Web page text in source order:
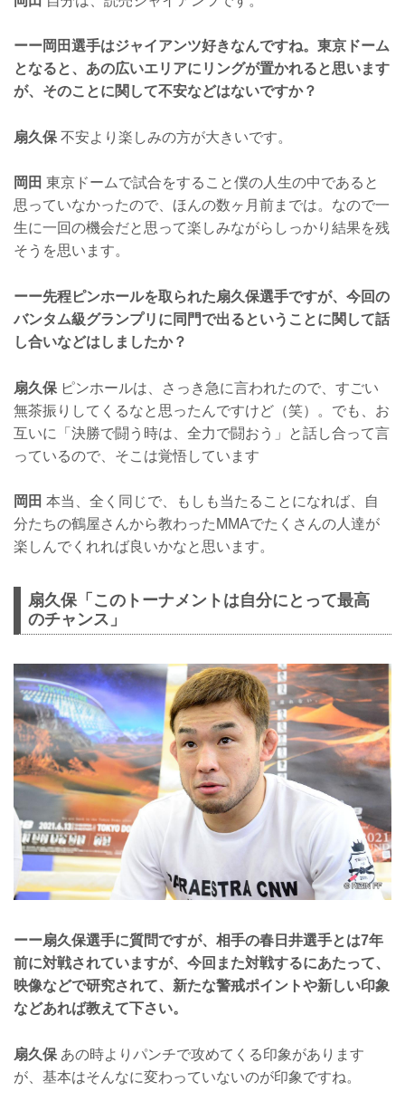
ーー岡田選手はジャイアンツ好きなんですね。東京ドーム
となると、あの広いエリアにリングが置かれると思います
が、そのことに関して不安などはないですか？
扇久保 不安より楽しみの方が大きいです。
岡田 東京ドームで試合をすること僕の人生の中であると
思っていなかったので、ほんの数ヶ月前までは。なので一
生に一回の機会だと思って楽しみながらしっかり結果を残
そうを思います。
ーー先程ピンホールを取られた扇久保選手ですが、今回の
バンタム級グランプリに同門で出るということに関して話
し合いなどはしましたか？
扇久保 ピンホールは、さっき急に言われたので、すごい
無茶振りしてくるなと思ったんですけど（笑）。でも、お
互いに「決勝で闘う時は、全力で闘おう」と話し合って言
っているので、そこは覚悟しています
岡田 本当、全く同じで、もしも当たることになれば、自
分たちの鶴屋さんから教わったMMAでたくさんの人達が
楽しんでくれれば良いかなと思います。
扇久保「このトーナメントは自分にとって最高
のチャンス」
ーー扇久保選手に質問ですが、相手の春日井選手とは7年
前に対戦されていますが、今回また対戦するにあたって、
映像などで研究されて、新たな警戒ポイントや新しい印象
などあれば教えて下さい。
扇久保 あの時よりパンチで攻めてくる印象があります
が、基本はそんなに変わっていないのが印象ですね。